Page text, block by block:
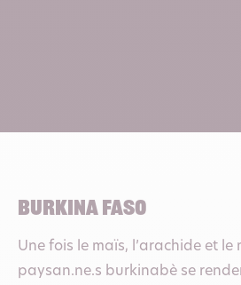
BURKINA FASO
Une fois le maïs, l’arachide et le
paysan.ne.s burkinabè se